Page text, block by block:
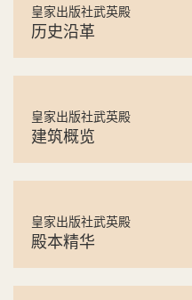
皇家出版社武英殿
历史沿革
皇家出版社武英殿
建筑概览
皇家出版社武英殿
殿本精华